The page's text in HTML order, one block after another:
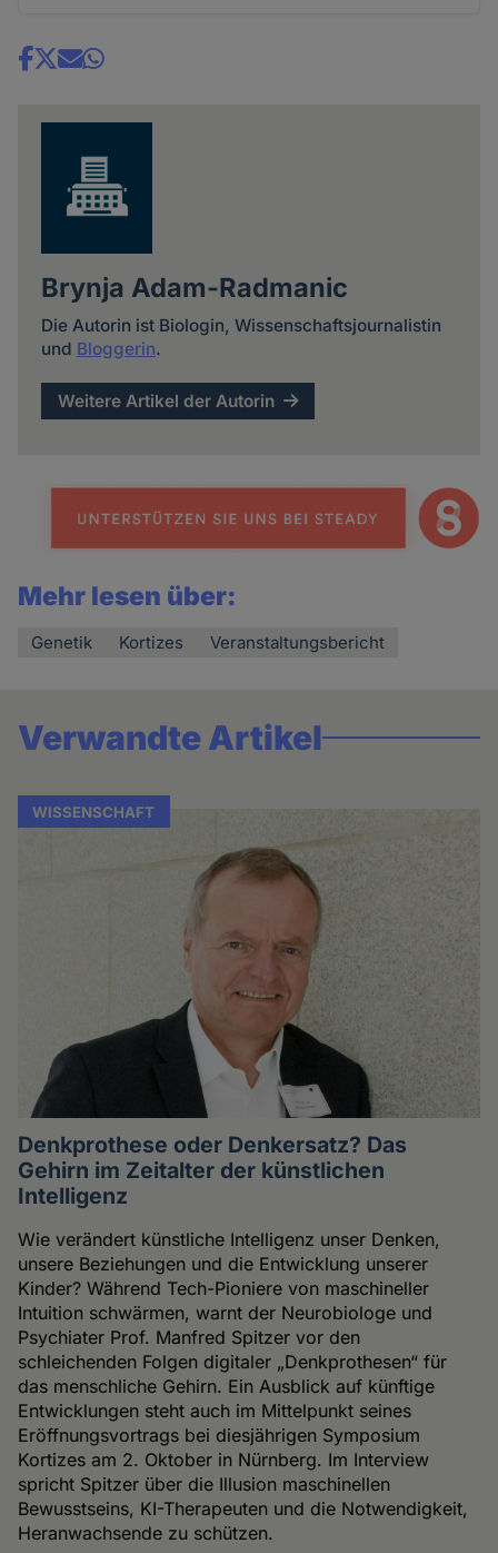
Share
Brynja Adam-Radmanic
Die Autorin ist Biologin, Wissenschaftsjournalistin
und Bloggerin.
Weitere Artikel der Autorin
Mehr lesen über:
Genetik Kortizes Veranstaltungsbericht
Verwandte Artikel
WISSENSCHAFT
Denkprothese oder Denkersatz? Das
Gehirn im Zeitalter der künstlichen
Intelligenz
Wie verändert künstliche Intelligenz unser Denken,
unsere Beziehungen und die Entwicklung unserer
Kinder? Während Tech-Pioniere von maschineller
Intuition schwärmen, warnt der Neurobiologe und
Psychiater Prof. Manfred Spitzer vor den
schleichenden Folgen digitaler „Denkprothesen“ für
das menschliche Gehirn. Ein Ausblick auf künftige
Entwicklungen steht auch im Mittelpunkt seines
Eröffnungsvortrags bei diesjährigen Symposium
Kortizes am 2. Oktober in Nürnberg. Im Interview
spricht Spitzer über die Illusion maschinellen
Bewusstseins, KI-Therapeuten und die Notwendigkeit,
Heranwachsende zu schützen.